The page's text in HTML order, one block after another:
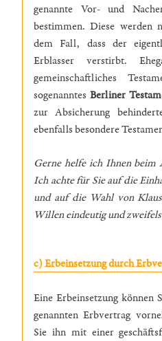
genannte Vor- und
bestimmen. Diese werden
dem Fall, dass der
Erblasser verstirbt.
gemeinschaftliches
sogenanntes Berliner
zur Absicherung
ebenfalls besondere
Gerne helfe ich Ihnen beim
Ich achte für Sie auf die
und auf die Wahl von
Willen eindeutig und
c) Erbeinsetzung durch
Eine Erbeinsetzung können
genannten Erbvertrag
Sie ihn mit einer